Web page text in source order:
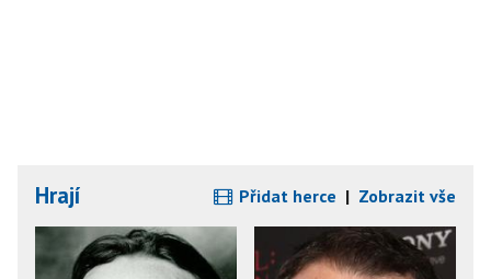
Hrají Přidat herce | Zobrazit vše